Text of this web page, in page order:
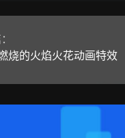
烧的火焰火花动画特效